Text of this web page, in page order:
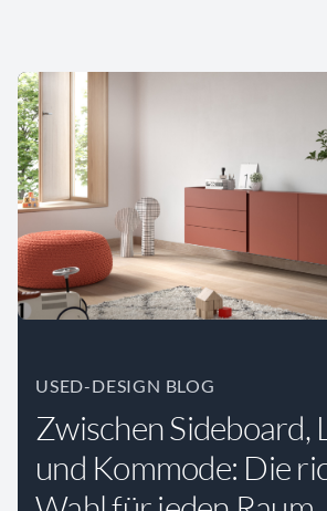
USED-DESIGN BLOG
Zwischen Sideboard,
und Kommode: Die